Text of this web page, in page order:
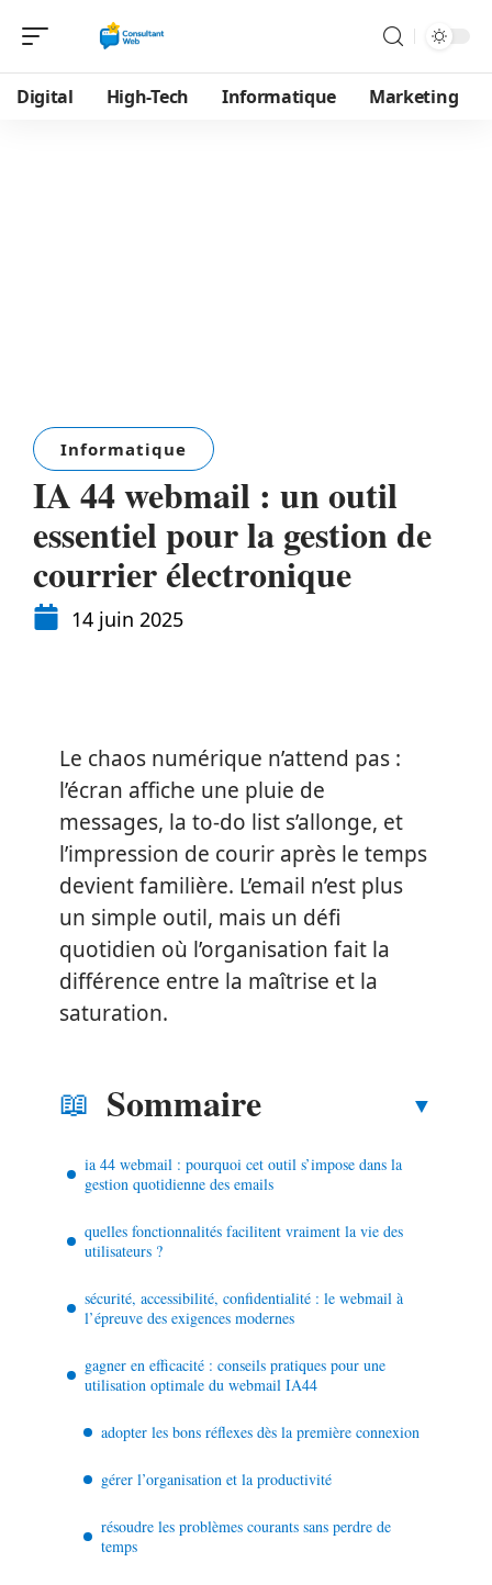
Digital High-Tech Informatique Marketing
Informatique
IA 44 webmail : un outil
essentiel pour la gestion de
courrier électronique
14 juin 2025
Le chaos numérique n’attend pas :
l’écran affiche une pluie de
messages, la to-do list s’allonge, et
l’impression de courir après le temps
devient familière. L’email n’est plus
un simple outil, mais un défi
quotidien où l’organisation fait la
différence entre la maîtrise et la
saturation.
Sommaire
ia 44 webmail : pourquoi cet outil s’impose dans la
gestion quotidienne des emails
quelles fonctionnalités facilitent vraiment la vie des
utilisateurs ?
sécurité, accessibilité, confidentialité : le webmail à
l’épreuve des exigences modernes
gagner en efficacité : conseils pratiques pour une
utilisation optimale du webmail IA44
adopter les bons réflexes dès la première connexion
gérer l’organisation et la productivité
résoudre les problèmes courants sans perdre de
temps